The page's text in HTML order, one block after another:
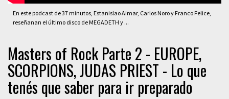
En este podcast de 37 minutos, Estanislao Aimar, Carlos Noro y Franco Felice,
reseñanan el último disco de MEGADETH y ...
Masters of Rock Parte 2 - EUROPE,
SCORPIONS, JUDAS PRIEST - Lo que
tenés que saber para ir preparado